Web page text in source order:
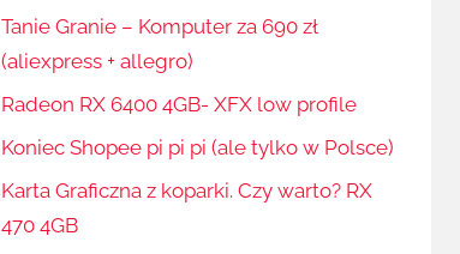
Tanie Granie – Komputer za 690 zł
(aliexpress + allegro)
Radeon RX 6400 4GB- XFX low profile
Koniec Shopee pi pi pi (ale tylko w Polsce)
Karta Graficzna z koparki. Czy warto? RX
470 4GB